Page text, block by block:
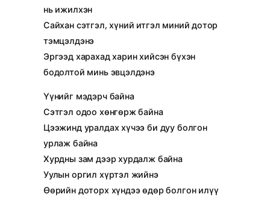
нь ижилхэн
Сайхан сэтгэл, хүний итгэл миний дотор
тэмцэлдэнэ
Эргээд харахад харин хийсэн бүхэн
бодолтой минь эвцэлдэнэ
Үүнийг мэдэрч байна
Сэтгэл одоо хөнгөрж байна
Цээжинд уралдах хүчээ би дуу болгон
урлаж байна
Хурдны зам дээр хурдалж байна
Уулын оргил хүртэл жийнэ
Өөрийн доторх хүндээ өдөр болгон илүү